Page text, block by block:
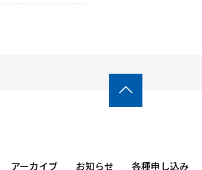

アーカイブ お知らせ 各種申し込み